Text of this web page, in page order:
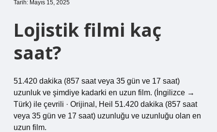
Tarih: Mayıs 15, 2025
Lojistik filmi kaç
saat?
51.420 dakika (857 saat veya 35 gün ve 17 saat)
uzunluk ve şimdiye kadarki en uzun film. (İngilizce →
Türk) ile çevrili · Orijinal, Heil 51.420 dakika (857 saat
veya 35 gün ve 17 saat) uzunluğu ve uzunluğu olan en
uzun film.